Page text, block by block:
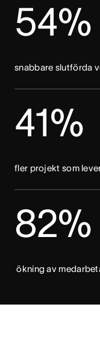
54%
snabbare slutförda
41%
fler projekt som
82%
ökning av